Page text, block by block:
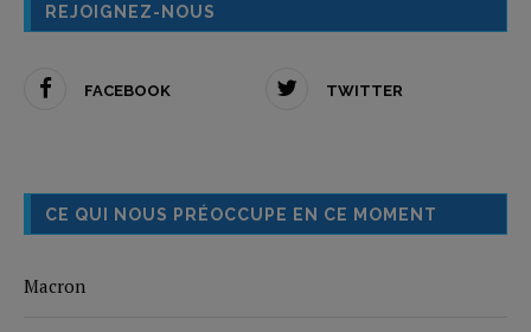
REJOIGNEZ-NOUS
FACEBOOK TWITTER
CE QUI NOUS PRÉOCCUPE EN CE MOMENT
Macron